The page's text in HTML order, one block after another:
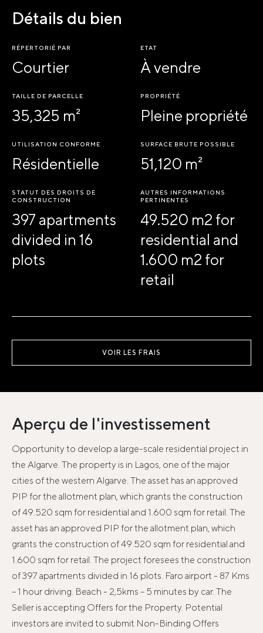
Détails du bien
RÉPERTORIÉ PAR
Courtier
ETAT
À vendre
TAILLE DE PARCELLE
35,325 m²
PROPRIÉTÉ
Pleine propriété
UTILISATION CONFORME
Résidentielle
SURFACE BRUTE POSSIBLE
51,120 m²
STATUT DES DROITS DE
CONSTRUCTION
397 apartments
divided in 16
plots
AUTRES INFORMATIONS
PERTINENTES
49.520 m2 for
residential and
1.600 m2 for
retail
VOIR LES FRAIS
Aperçu de l'investissement
Opportunity to develop a large-scale residential project in
the Algarve. The property is in Lagos, one of the major
cities of the western Algarve. The asset has an approved
PIP for the allotment plan, which grants the construction
of 49.520 sqm for residential and 1.600 sqm for retail. The
asset has an approved PIP for the allotment plan, which
grants the construction of 49.520 sqm for residential and
1.600 sqm for retail. The project foresees the construction
of 397 apartments divided in 16 plots. Faro airport - 87 Kms
– 1 hour driving. Beach - 2,5kms – 5 minutes by car. The
Seller is accepting Offers for the Property. Potential
investors are invited to submit Non-Binding Offers